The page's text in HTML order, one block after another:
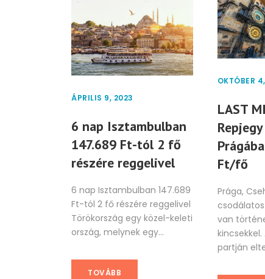
ÁPRILIS 9, 2023
6 nap Isztambulban
147.689 Ft-tól 2 fő
részére reggelivel
6 nap Isztambulban 147.689
Ft-tól 2 fő részére reggelivel
Törökország egy közel-keleti
ország, melynek egy...
TOVÁBB
OKTÓBER
LAST
Ft/fő
Prága,
van
partján